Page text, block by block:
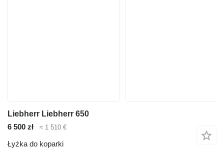
Liebherr Liebherr 650
6 500 zł
≈ 1 510 €
Łyżka do koparki